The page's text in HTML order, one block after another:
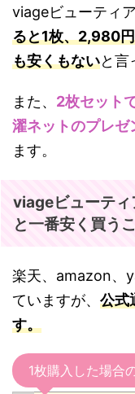
viageビューティ
ると1枚、2,980
も安くもないと言
また、 2枚セット
濯ネットのプレゼ
ます。
viageビューティ
と一番安く買う
楽天、amazon、
ていますが、 公式
す。
1枚購入した場合